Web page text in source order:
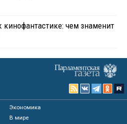
кинофантастике: чем знаменит
Экономика
В мире